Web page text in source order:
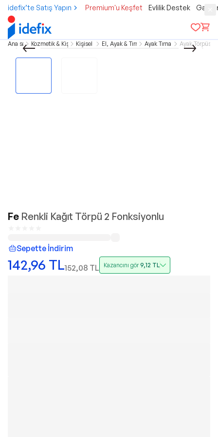
idefix’te Satış Yapın Premium'u Keşfet Evlilik Destek
Ana sayfaKozmetik & Kişisel BakımKişisel BakımEl, Ayak & Tırnak BakımıAyak Tırnak BakımıAyak Törpüsü,
Fe Renkli Kağıt Törpü 2 Fonksiyonlu
Sepette İndirim
142,96 TL152,08 TL Kazancını gör9,12 TL